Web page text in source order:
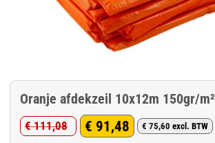
Oranje afdekzeil 10x12m 150gr/m²
€111,08
Oorspronkelijke
€ 91,48
Huidige
€ 75,60 excl. BTW